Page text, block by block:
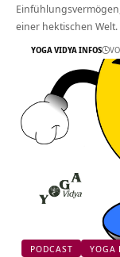
einer hektischen
YOGA VIDYA INFOS
PODCAST YOGA